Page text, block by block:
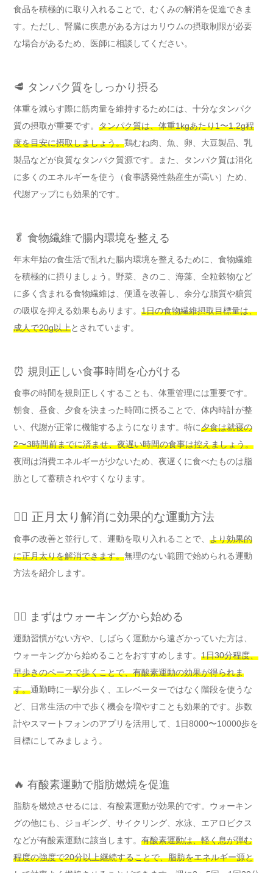
食品を積極的に取り入れることで、むくみの解消を促進できま
す。ただし、腎臓に疾患がある方はカリウムの摂取制限が必要
な場合があるため、医師に相談してください。
🥩 タンパク質をしっかり摂る
体重を減らす際に筋肉量を維持するためには、十分なタンパク
質の摂取が重要です。 タンパク質は、体重1kgあたり1〜1.2g程
度を目安に摂取しましょう。鶏むね肉、魚、卵、大豆製品、乳
製品などが良質なタンパク質源です。また、タンパク質は消化
に多くのエネルギーを使う（食事誘発性熱産生が高い）ため、
代謝アップにも効果的です。
🥬 食物繊維で腸内環境を整える
年末年始の食生活で乱れた腸内環境を整えるために、食物繊維
を積極的に摂りましょう。野菜、きのこ、海藻、全粒穀物など
に多く含まれる食物繊維は、便通を改善し、余分な脂質や糖質
の吸収を抑える効果もあります。 1日の食物繊維摂取目標量は、
成人で20g以上とされています。
⏰ 規則正しい食事時間を心がける
食事の時間を規則正しくすることも、体重管理には重要です。
朝食、昼食、夕食を決まった時間に摂ることで、体内時計が整
い、代謝が正常に機能するようになります。特に夕食は就寝の
2〜3時間前までに済ませ、夜遅い時間の食事は控えましょう。
夜間は消費エネルギーが少ないため、夜遅くに食べたものは脂
肪として蓄積されやすくなります。
🏃‍♀️ 正月太り解消に効果的な運動方法
食事の改善と並行して、運動を取り入れることで、 より効果的
に正月太りを解消できます。無理のない範囲で始められる運動
方法を紹介します。
🚶‍♀️ まずはウォーキングから始める
運動習慣がない方や、しばらく運動から遠ざかっていた方は、
ウォーキングから始めることをおすすめします。 1日30分程度、
早歩きのペースで歩くことで、有酸素運動の効果が得られま
す。通勤時に一駅分歩く、エレベーターではなく階段を使うな
ど、日常生活の中で歩く機会を増やすことも効果的です。歩数
計やスマートフォンのアプリを活用して、1日8000〜10000歩を
目標にしてみましょう。
🔥 有酸素運動で脂肪燃焼を促進
脂肪を燃焼させるには、有酸素運動が効果的です。ウォーキン
グの他にも、ジョギング、サイクリング、水泳、エアロビクス
などが有酸素運動に該当します。 有酸素運動は、軽く息が弾む
程度の強度で20分以上継続することで、脂肪をエネルギー源と